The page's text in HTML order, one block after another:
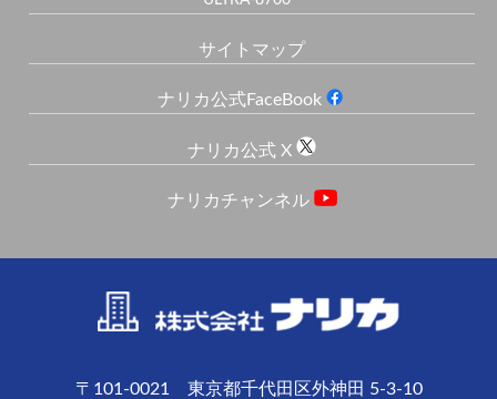
サイトマップ
ナリカ公式FaceBook
ナリカ公式 X
ナリカチャンネル
〒101-0021 東京都千代田区外神田 5-3-10